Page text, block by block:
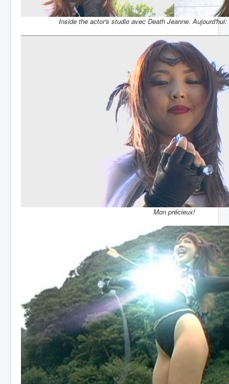
Inside the actor's studio avec Death Jeanne.
Mon précieux!